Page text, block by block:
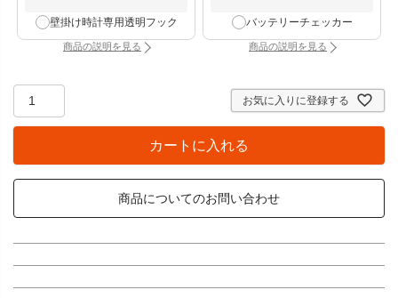
壁掛け時計専用透明フック
商品の説明を見る：壁掛け時計専用透明フック（別タブで開きます）
バッテリーチェッカー
商品の説明を見る：バッテリーチェッカ
お気に入りに登録する
カートに入れる
商品についてのお問い合わせ